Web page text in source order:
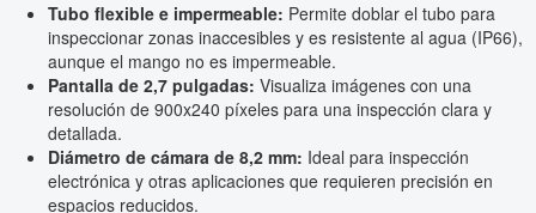
Tubo flexible e impermeable: Permite doblar el tubo para
inspeccionar zonas inaccesibles y es resistente al agua (IP66),
aunque el mango no es impermeable.
Pantalla de 2,7 pulgadas: Visualiza imágenes con una
resolución de 900x240 píxeles para una inspección clara y
detallada.
Diámetro de cámara de 8,2 mm: Ideal para inspección
electrónica y otras aplicaciones que requieren precisión en
espacios reducidos.